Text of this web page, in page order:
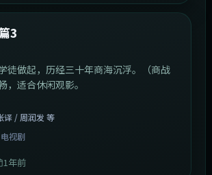
3
徒做起，历经三十年商海沉浮。（商战
，适合休闲观影。
译 / 周润发 等
电视剧
1年前